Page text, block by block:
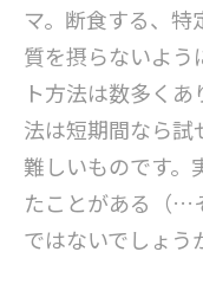
マ。断食する、
質を摂らないよう
ト方法は数多く
法は短期間なら試
難しいものです。
たことがある（…
ではないでしょう